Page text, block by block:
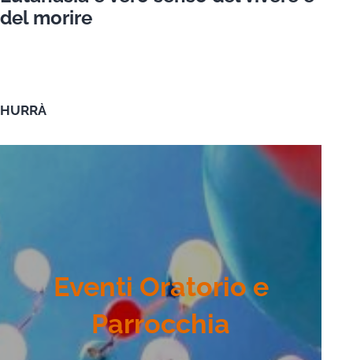
del morire
HURRÀ
Eventi Oratorio e
Parrocchia